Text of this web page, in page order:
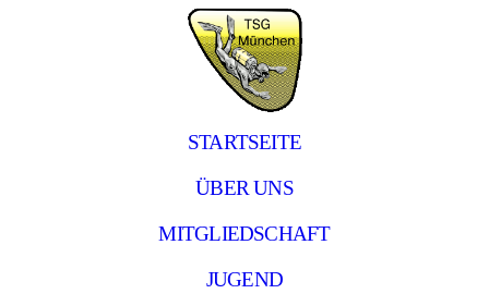
STARTSEITE
ÜBER UNS
MITGLIEDSCHAFT
JUGEND